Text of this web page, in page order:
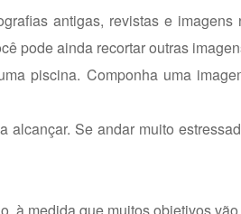
antigas, revistas e
pode ainda recortar outras
piscina. Componha uma
alcançar. Se andar muito